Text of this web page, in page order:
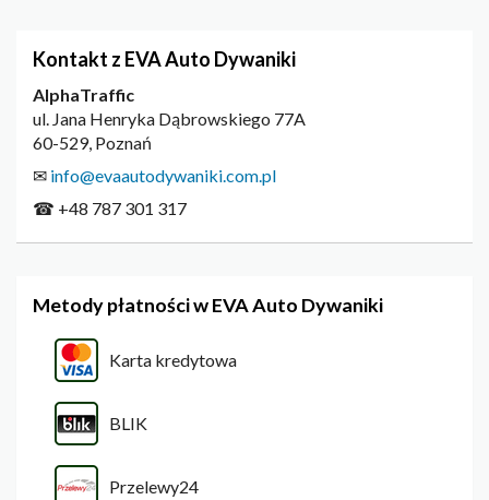
Kontakt z EVA Auto Dywaniki
AlphaTraffic
ul. Jana Henryka Dąbrowskiego 77A
60-529, Poznań
✉ info@evaautodywaniki.com.pl
☎ +48 787 301 317
Metody płatności w EVA Auto Dywaniki
Karta kredytowa
BLIK
Przelewy24